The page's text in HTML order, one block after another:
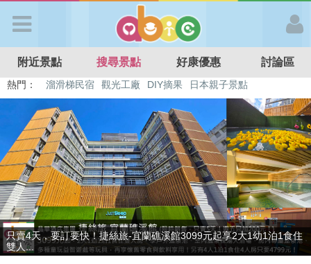
APP登入
首 頁
搜尋景點
好康優惠
最新消息
附近景點 搜尋景點 好康優惠 討論區
熱門： 溜滑梯民宿 觀光工廠 DIY摘果
日本親子景點
特色遊戲場
親子住房優惠 台北親子餐廳 溫泉泡湯SPA
贈九族文化村門票2張(總價值1100元*2)！4099元享日月潭經典大飯
店...